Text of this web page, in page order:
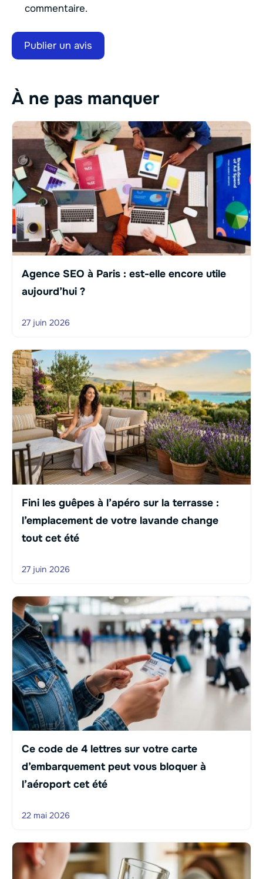
commentaire.
À ne pas manquer
Agence SEO à Paris : est-elle encore utile
aujourd’hui ?
27 juin 2026
Fini les guêpes à l’apéro sur la terrasse :
l’emplacement de votre lavande change
tout cet été
27 juin 2026
Ce code de 4 lettres sur votre carte
d’embarquement peut vous bloquer à
l’aéroport cet été
22 mai 2026